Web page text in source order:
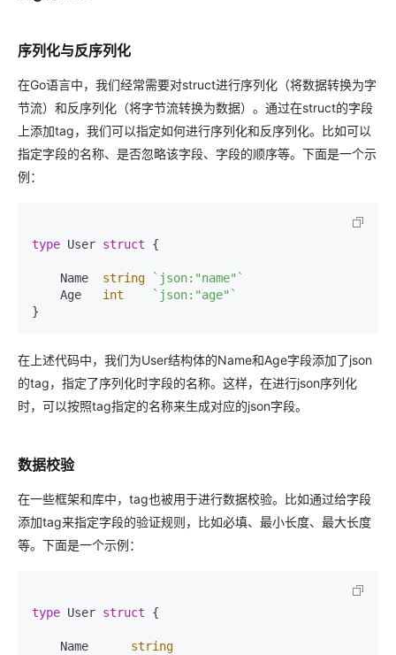
序列化与反序列化
在Go语言中，我们经常需要对struct进行序列化（将数据转换为字
节流）和反序列化（将字节流转换为数据）。通过在struct的字段
上添加tag，我们可以指定如何进行序列化和反序列化。比如可以
指定字段的名称、是否忽略该字段、字段的顺序等。下面是一个示
例：
type User struct {
    Name
string
`json:"name"`
    Age
int
`json:"age"`
在上述代码中，我们为User结构体的Name和Age字段添加了json
的tag，指定了序列化时字段的名称。这样，在进行json序列化
时，可以按照tag指定的名称来生成对应的json字段。
数据校验
在一些框架和库中，tag也被用于进行数据校验。比如通过给字段
添加tag来指定字段的验证规则，比如必填、最小长度、最大长度
等。下面是一个示例：
type User struct {
    Name
string